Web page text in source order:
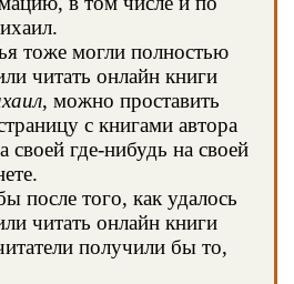
тоже могли полностью
читать онлайн книги
, можно проставить
с книгами автора
где-нибудь на своей
после того, как удалось
читать онлайн книги
получили бы то,